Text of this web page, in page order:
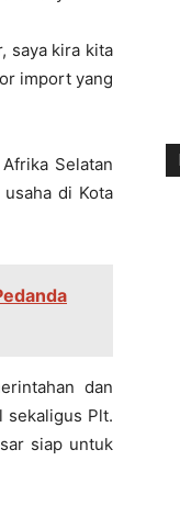
saya kira kita
import yang
Selatan
di Kota
dan
sekaligus Plt.
siap untuk